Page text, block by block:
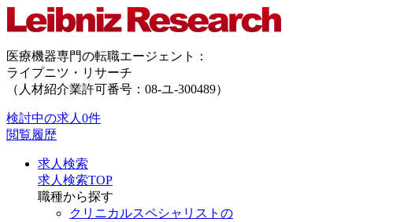
医療機器専門の転職エージェント：
ライプニツ・リサーチ
（人材紹介業許可番号：08-ユ-300489）
検討中の求人 0件
閲覧履歴
求人検索
求人検索TOP
職種から探す
クリニカルスペシャリストの